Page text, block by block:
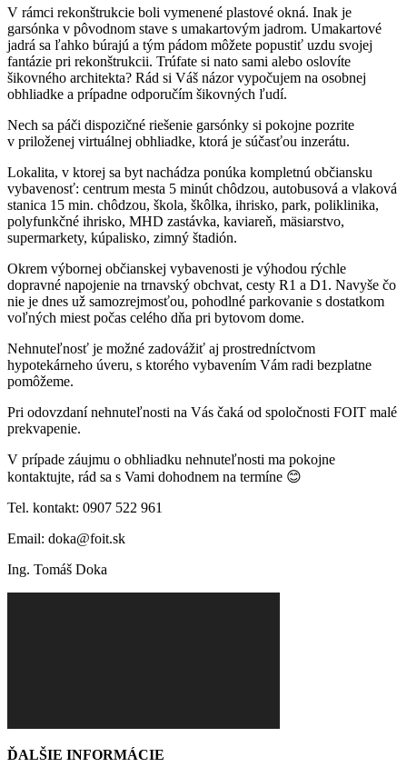
V rámci rekonštrukcie boli vymenené plastové okná. Inak je
garsónka v pôvodnom stave s umakartovým jadrom. Umakartové
jadrá sa ľahko búrajú a tým pádom môžete popustiť uzdu svojej
fantázie pri rekonštrukcii. Trúfate si nato sami alebo oslovíte
šikovného architekta? Rád si Váš názor vypočujem na osobnej
obhliadke a prípadne odporučím šikovných ľudí.
Nech sa páči dispozičné riešenie garsónky si pokojne pozrite
v priloženej virtuálnej obhliadke, ktorá je súčasťou inzerátu.
Lokalita, v ktorej sa byt nachádza ponúka kompletnú občiansku
vybavenosť: centrum mesta 5 minút chôdzou, autobusová a vlaková
stanica 15 min. chôdzou, škola, škôlka, ihrisko, park, poliklinika,
polyfunkčné ihrisko, MHD zastávka, kaviareň, mäsiarstvo,
supermarkety, kúpalisko, zimný štadión.
Okrem výbornej občianskej vybavenosti je výhodou rýchle
dopravné napojenie na trnavský obchvat, cesty R1 a D1. Navyše čo
nie je dnes už samozrejmosťou, pohodlné parkovanie s dostatkom
voľných miest počas celého dňa pri bytovom dome.
Nehnuteľnosť je možné zadovážiť aj prostredníctvom
hypotekárneho úveru, s ktorého vybavením Vám radi bezplatne
pomôžeme.
Pri odovzdaní nehnuteľnosti na Vás čaká od spoločnosti FOIT malé
prekvapenie.
V prípade záujmu o obhliadku nehnuteľnosti ma pokojne
kontaktujte, rád sa s Vami dohodnem na termíne 😊
Tel. kontakt: 0907 522 961
Email: doka@foit.sk
Ing. Tomáš Doka
ĎALŠIE INFORMÁCIE